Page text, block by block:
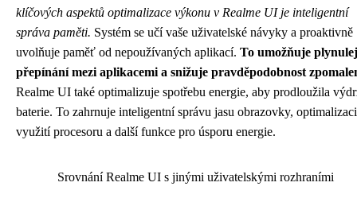
klíčových aspektů optimalizace výkonu v Realme UI je inteligentní
správa paměti. Systém se učí vaše uživatelské návyky a proaktivně
uvolňuje paměť od nepoužívaných aplikací. To umožňuje
přepínání mezi aplikacemi a snižuje pravděpodobnost
Realme UI také optimalizuje spotřebu energie, aby prodloužila
baterie. To zahrnuje inteligentní správu jasu obrazovky, optimalizaci
využití procesoru a další funkce pro úsporu energie.
Srovnání Realme UI s jinými uživatelskými rozhraními